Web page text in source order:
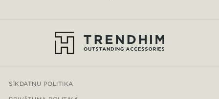
SĪKDATŅU POLITIKA